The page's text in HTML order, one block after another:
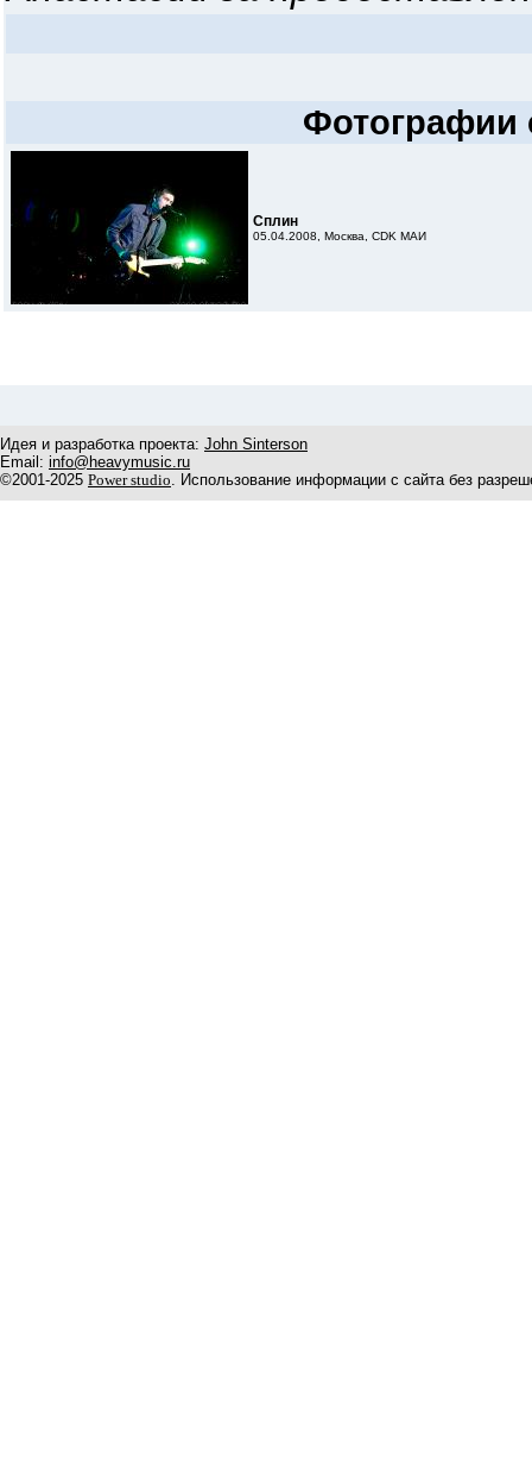
Фотографии
Сплин
05.04.2008, Москва, CDK МАИ
Идея и разработка проекта: John Sinterson
Email: info@heavymusic.ru
©2001-2025 Power studio. Использование информации с сайта без